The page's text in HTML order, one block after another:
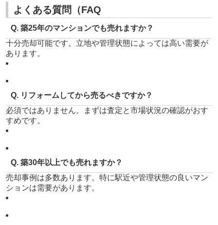
よくある質問（FAQ
Q. 築25年のマンションでも売れますか？
十分売却可能です。立地や管理状態によっては高い需要が
あります。
Q. リフォームしてから売るべきですか？
必須ではありません。まずは査定と市場状況の確認がおす
すめです。
Q. 築30年以上でも売れますか？
売却事例は多数あります。特に駅近や管理状態の良いマン
ションは需要があります。